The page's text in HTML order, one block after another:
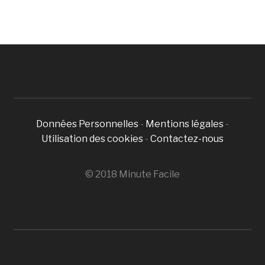
Données Personnelles - Mentions légales -
Utilisation des cookies - Contactez-nous
© 2018 Minute Facile